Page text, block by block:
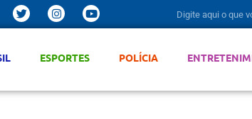
ESPORTES POLÍCIA